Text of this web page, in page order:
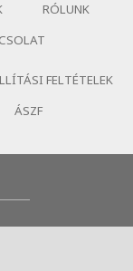
RÓLUNK
FELTÉTELEK
ÁSZF